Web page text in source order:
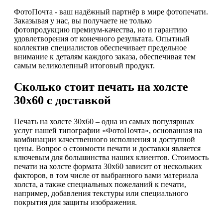
ФотоПочта - ваш надёжный партнёр в мире фотопечати.
Заказывая у нас, вы получаете не только
фотопродукцию премиум-качества, но и гарантию
удовлетворения от конечного результата. Опытный
коллектив специалистов обеспечивает предельное
внимание к деталям каждого заказа, обеспечивая тем
самым великолепный итоговый продукт.
Сколько стоит печать на холсте
30х60 с доставкой
Печать на холсте 30х60 – одна из самых популярных
услуг нашей типографии «ФотоПочта», основанная на
комбинации качественного исполнения и доступной
цены. Вопрос о стоимости печати и доставки является
ключевым для большинства наших клиентов. Стоимость
печати на холсте формата 30х60 зависит от нескольких
факторов, в том числе от выбранного вами материала
холста, а также специальных пожеланий к печати,
например, добавления текстуры или специального
покрытия для защиты изображения.